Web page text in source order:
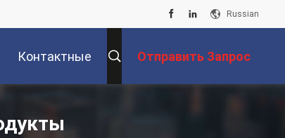
Russian
Контактные Отправить Запрос